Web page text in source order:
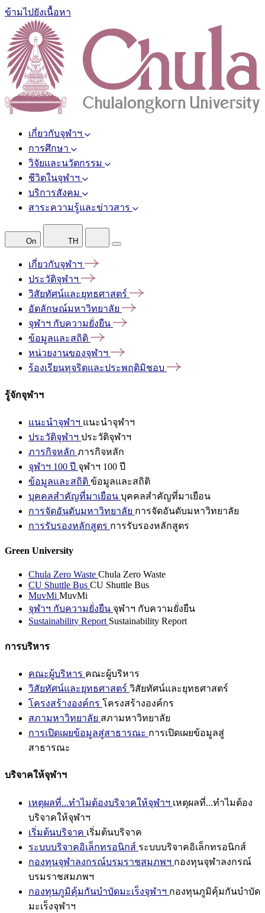
ข้ามไปยังเนื้อหา
เกี่ยวกับจุฬาฯ
การศึกษา
วิจัยและนวัตกรรม
ชีวิตในจุฬาฯ
บริการสังคม
สาระความรู้และข่าวสาร
On TH
เกี่ยวกับจุฬาฯ
ประวัติจุฬาฯ
วิสัยทัศน์และยุทธศาสตร์
อัตลักษณ์มหาวิทยาลัย
จุฬาฯ กับความยั่งยืน
ข้อมูลและสถิติ
หน่วยงานของจุฬาฯ
ร้องเรียนทุจริตและประพฤติมิชอบ
รู้จักจุฬาฯ
แนะนำจุฬาฯ แนะนำจุฬาฯ
ประวัติจุฬาฯ ประวัติจุฬาฯ
ภารกิจหลัก ภารกิจหลัก
จุฬาฯ 100 ปี จุฬาฯ 100 ปี
ข้อมูลและสถิติ ข้อมูลและสถิติ
บุคคลสำคัญที่มาเยือน บุคคลสำคัญที่มาเยือน
การจัดอันดับมหาวิทยาลัย การจัดอันดับมหาวิทยาลัย
การรับรองหลักสูตร การรับรองหลักสูตร
Green University
Chula Zero Waste Chula Zero Waste
CU Shuttle Bus CU Shuttle Bus
MuvMi MuvMi
จุฬาฯ กับความยั่งยืน จุฬาฯ กับความยั่งยืน
Sustainability Report Sustainability Report
การบริหาร
คณะผู้บริหาร คณะผู้บริหาร
วิสัยทัศน์และยุทธศาสตร์ วิสัยทัศน์และยุทธศาสตร์
โครงสร้างองค์กร โครงสร้างองค์กร
สภามหาวิทยาลัย สภามหาวิทยาลัย
การเปิดเผยข้อมูลสู่สาธารณะ การเปิดเผยข้อมูลสู่
สาธารณะ
บริจาคให้จุฬาฯ
เหตุผลที่...ทำไมต้องบริจาคให้จุฬาฯ เหตุผลที่...ทำไมต้อง
บริจาคให้จุฬาฯ
เริ่มต้นบริจาค เริ่มต้นบริจาค
ระบบบริจาคอิเล็กทรอนิกส์ ระบบบริจาคอิเล็กทรอนิกส์
กองทุนจุฬาลงกรณ์บรมราชสมภพฯ กองทุนจุฬาลงกรณ์
บรมราชสมภพฯ
กองทุนภูมิคุ้มกันบำบัดมะเร็งจุฬาฯ กองทุนภูมิคุ้มกันบำบัด
มะเร็งจุฬาฯ